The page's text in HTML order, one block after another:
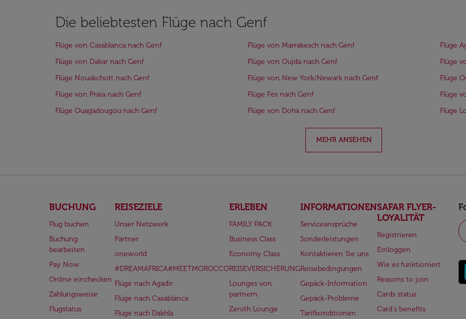
Die beliebtesten Flüge nach Genf
Flüge von Casablanca nach Genf Flüge von Marrakesch nach Genf
Flüge
Flüge von Dakar nach Genf
Flüge von Oujda nach Genf
Flüge
Flüge Nouakchott nach Genf
Flüge von New York/Newark nach Genf
Flüge
Flüge von Praia nach Genf
Flüge Fes nach Genf
Flüge
Flüge Ouagadougou nach Genf
Flüge von Doha nach Genf Flüge
MEHR ANSEHEN
BUCHUNG
Flug buchen
Buchung
bearbeiten
Pay Now
Online einchecken
Zahlungsweise
Flugstatus
REISEZIELE
Unser Netzwerk
Partner
oneworld
#DREAMAFRICA#MEETMOROCCO
Flüge nach Agadir
Flüge nach Casablanca
Flüge nach Dakhla
ERLEBEN
FAMILY PACK
Business Class
Economy Class
REISEVERSICHERUNG
Lounges von
partnern
Zenith Lounge
INFORMATIONEN
Serviceansprüche
Sonderleistungen
Kontaktieren Sie uns
Reisebedingungen
Gepäck-Information
Gepäck-Probleme
Tarifkonditionen
SAFAR FLYER-
LOYALITÄT
Registrieren
Einloggen
Wie es funktioniert
Reasons to join
Cards status
Card's benefits